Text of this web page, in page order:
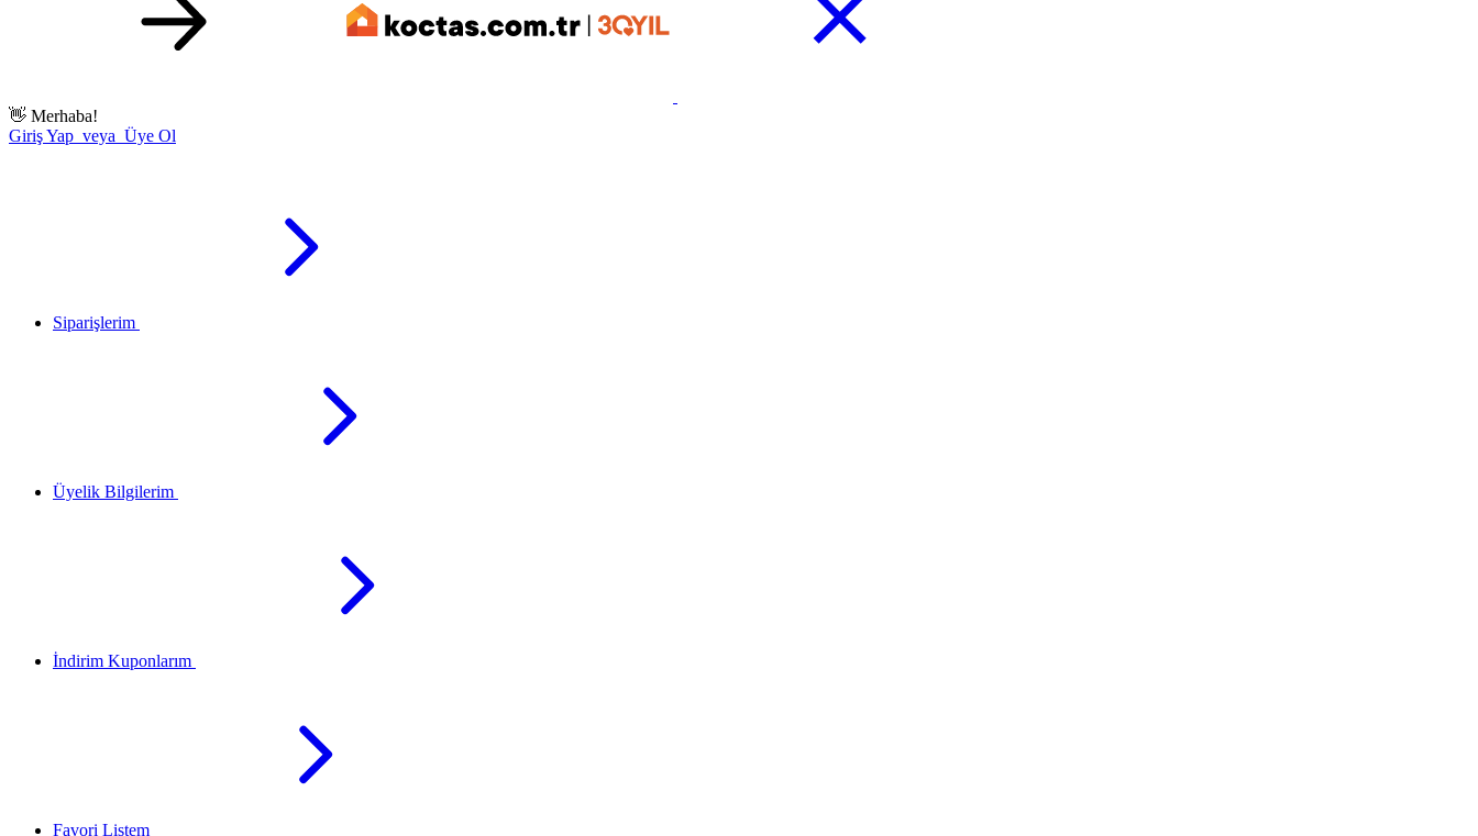
👋 Merhaba!
Giriş Yap veya Üye Ol
Siparişlerim
Üyelik Bilgilerim
İndirim Kuponlarım
Favori Listem